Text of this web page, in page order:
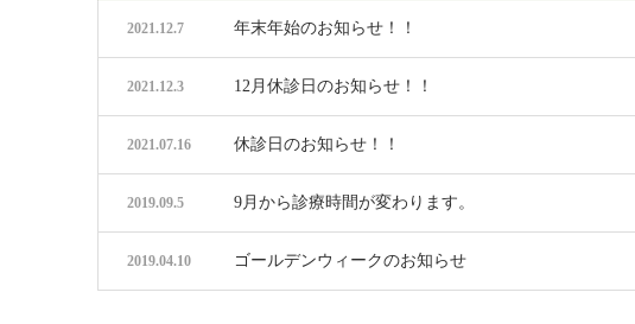
年末年始のお知らせ！！
2021.12.7
12月休診日のお知らせ！！
2021.12.3
休診日のお知らせ！！
2021.07.16
9月から診療時間が変わります。
2019.09.5
ゴールデンウィークのお知らせ
2019.04.10